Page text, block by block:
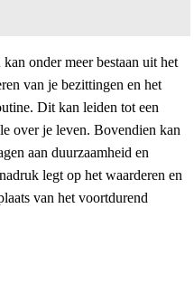
onder meer bestaan uit het
van je bezittingen en het
Dit kan leiden tot een
over je leven. Bovendien kan
aan duurzaamheid en
legt op het waarderen en
van het voortdurend